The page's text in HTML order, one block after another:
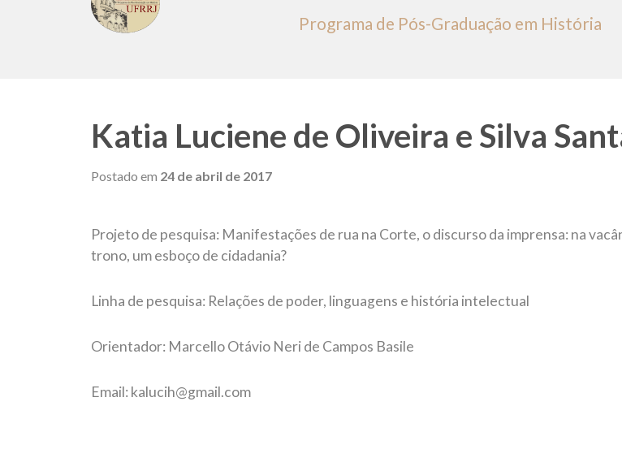
Programa de Pós-Graduação em História
Katia Luciene de Oliveira e Silva
Postado em 24 de abril de 2017
Projeto de pesquisa: Manifestações de rua na Corte, o discurso da imprensa: na
trono, um esboço de cidadania?
Linha de pesquisa: Relações de poder, linguagens e história intelectual
Orientador: Marcello Otávio Neri de Campos Basile
Email: kalucih@gmail.com